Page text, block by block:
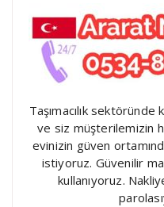
Taşımacılık
ve siz müşterilemizin
evinizin güven
istiyoruz. Güvenilir
kullanıyoruz.